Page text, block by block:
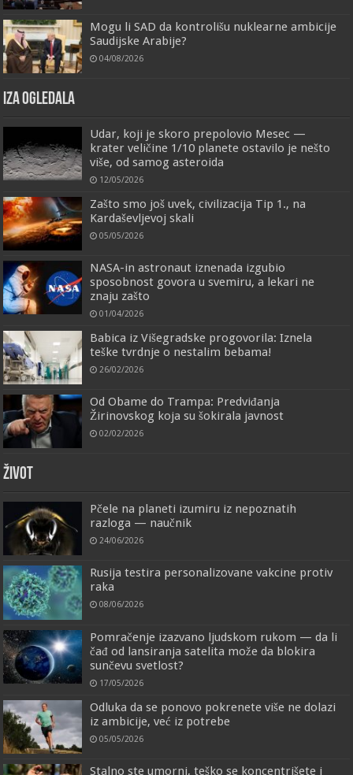
Mogu li SAD da kontrolišu nuklearne ambicije
Saudijske Arabije?
04/08/2026
IZA OGLEDALA
Udar, koji je skoro prepolovio Mesec —
krater veličine 1/10 planete ostavilo je nešto
više, od samog asteroida
12/05/2026
Zašto smo još uvek, civilizacija Tip 1., na
Kardaševljevoj skali
05/05/2026
NASA-in astronaut iznenada izgubio
sposobnost govora u svemiru, a lekari ne
znaju zašto
01/04/2026
Babica iz Višegradske progovorila: Iznela
teške tvrdnje o nestalim bebama!
26/02/2026
Od Obame do Trampa: Predviđanja
Žirinovskog koja su šokirala javnost
02/02/2026
ŽIVOT
Pčele na planeti izumiru iz nepoznatih
razloga — naučnik
24/06/2026
Rusija testira personalizovane vakcine protiv
raka
08/06/2026
Pomračenje izazvano ljudskom rukom — da li
čađ od lansiranja satelita može da blokira
sunčevu svetlost?
17/05/2026
Odluka da se ponovo pokrenete više ne dolazi
iz ambicije, već iz potrebe
05/05/2026
Stalno ste umorni, teško se koncentrišete i